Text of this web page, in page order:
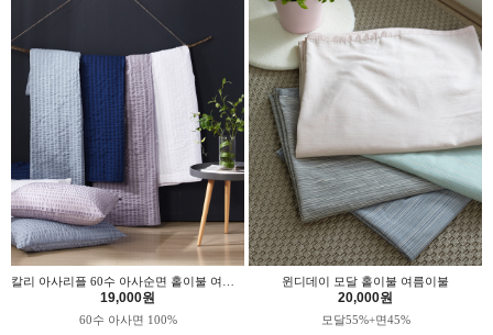
19,000원
60수 아사면 100%
윈디데이 모달 홑이불 여름이불
20,000원
모달55%+면45%